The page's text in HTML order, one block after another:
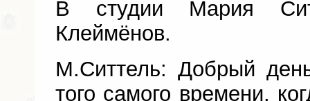
В студии Мария
Клеймёнов.
М.Ситтель: Добрый
того самого времени,